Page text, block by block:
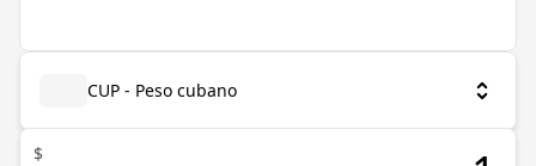
CUP - Peso cubano
$